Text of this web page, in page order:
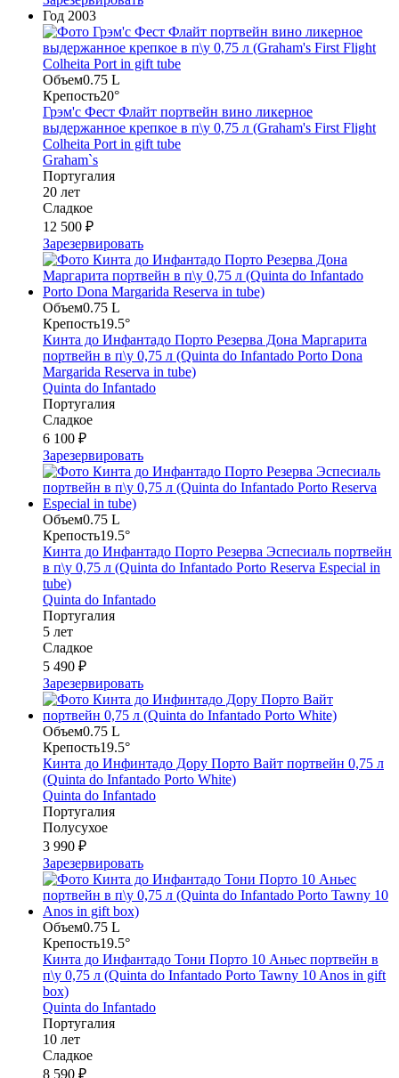
Год 2003
Объем0.75 L
Крепость20°
Грэм'с Фест Флайт портвейн вино ликерное
выдержанное крепкое в п\у 0,75 л (Graham's First Flight
Colheita Port in gift tube
Graham`s
Португалия
20 лет
Сладкое
12 500 ₽
Зарезервировать
Объем0.75 L
Крепость19.5°
Кинта до Инфантадо Порто Резерва Дона Маргарита
портвейн в п\у 0,75 л (Quinta do Infantado Porto Dona
Margarida Reserva in tube)
Quinta do Infantado
Португалия
Сладкое
6 100 ₽
Зарезервировать
Объем0.75 L
Крепость19.5°
Кинта до Инфантадо Порто Резерва Эспесиаль портвейн
в п\у 0,75 л (Quinta do Infantado Porto Reserva Especial in
tube)
Quinta do Infantado
Португалия
5 лет
Сладкое
5 490 ₽
Зарезервировать
Объем0.75 L
Крепость19.5°
Кинта до Инфинтадо Дору Порто Вайт портвейн 0,75 л
(Quinta do Infantado Porto White)
Quinta do Infantado
Португалия
Полусухое
3 990 ₽
Зарезервировать
Объем0.75 L
Крепость19.5°
Кинта до Инфантадо Тони Порто 10 Аньес портвейн в
п\у 0,75 л (Quinta do Infantado Porto Tawny 10 Anos in gift
box)
Quinta do Infantado
Португалия
10 лет
Сладкое
8 590 ₽